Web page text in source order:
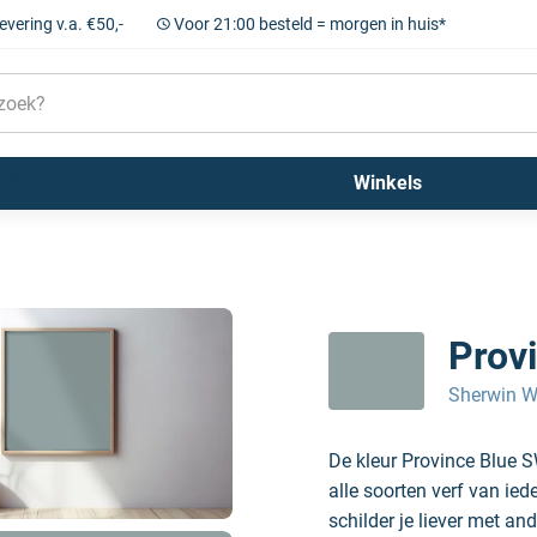
v.a. €50,- Voor 21:00 besteld = morgen in huis*
Winkels
Sherwin
De kleur Province Blue
alle soorten verf van
schilder je liever met